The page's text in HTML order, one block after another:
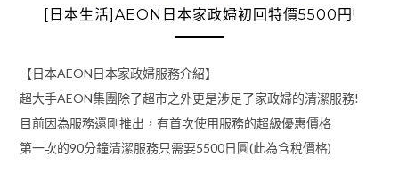
[日本生活]AEON日本家政婦初回特價5500円!
【日本AEON日本家政婦服務介紹】
超大手AEON集團除了超市之外更是涉足了家政婦的清潔服務!
目前因為服務還剛推出，有首次使用服務的超級優惠價格
第一次的90分鐘清潔服務只需要5500日圓(此為含稅價格)